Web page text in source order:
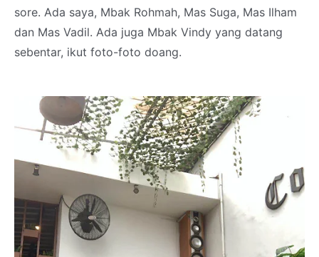
sore. Ada saya, Mbak Rohmah, Mas Suga, Mas Ilham
dan Mas Vadil. Ada juga Mbak Vindy yang datang
sebentar, ikut foto-foto doang.